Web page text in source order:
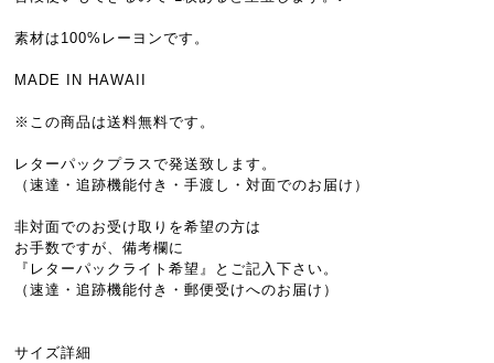
素材は100%レーヨンです。
MADE IN HAWAII
※この商品は送料無料です。
レターパックプラスで発送致します。
（速達・追跡機能付き・手渡し・対面でのお届け）
非対面でのお受け取りを希望の方は
お手数ですが、備考欄に
『レターパックライト希望』とご記入下さい。
（速達・追跡機能付き・郵便受けへのお届け）
サイズ詳細